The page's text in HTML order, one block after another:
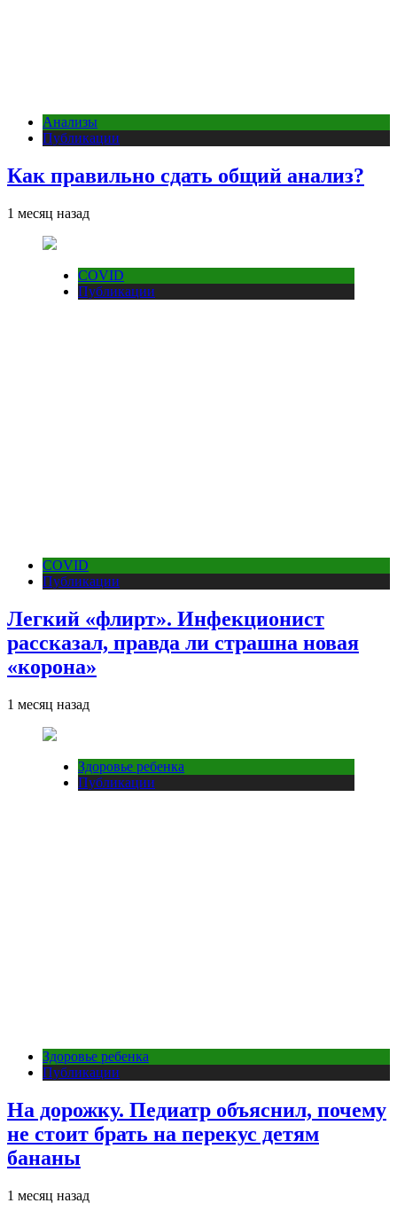
Анализы
Публикации
Как правильно сдать общий анализ?
1 месяц назад
COVID
Публикации
COVID
Публикации
Легкий «флирт». Инфекционист
рассказал, правда ли страшна новая
«корона»
1 месяц назад
Здоровье ребенка
Публикации
Здоровье ребенка
Публикации
На дорожку. Педиатр объяснил, почему
не стоит брать на перекус детям
бананы
1 месяц назад